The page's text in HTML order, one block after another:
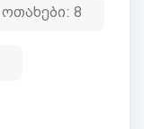
ოთახები: 8